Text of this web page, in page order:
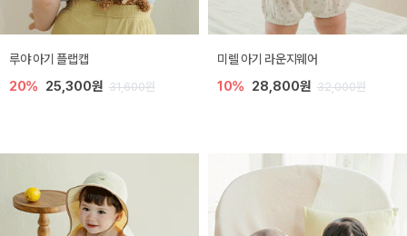
루야 아기 플랩캡
20% 25,300원 31,600원
미렐 아기 라운지웨어
10% 28,800원 32,000원